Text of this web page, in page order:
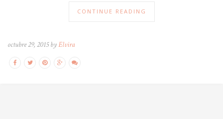
CONTINUE READING
octubre 29, 2015 byElvira